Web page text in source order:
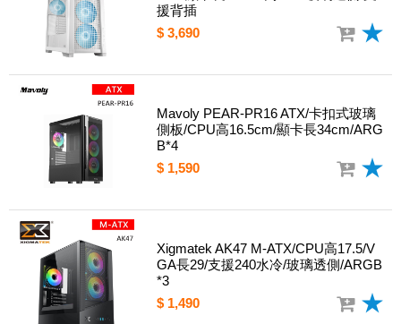
援背插
$ 3,690
Mavoly PEAR-PR16 ATX/卡扣式玻璃
側板/CPU高16.5cm/顯卡長34cm/ARG
B*4
$ 1,590
Xigmatek AK47 M-ATX/CPU高17.5/V
GA長29/支援240水冷/玻璃透側/ARGB
*3
$ 1,490